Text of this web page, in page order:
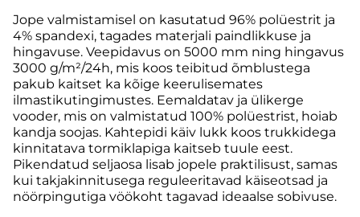
Jope valmistamisel on kasutatud 96% polüestrit ja
4% spandexi, tagades materjali paindlikkuse ja
hingavuse. Veepidavus on 5000 mm ning hingavus
3000 g/m²/24h, mis koos teibitud õmblustega
pakub kaitset ka kõige keerulisemates
ilmastikutingimustes. Eemaldatav ja ülikerge
vooder, mis on valmistatud 100% polüestrist, hoiab
kandja soojas. Kahtepidi käiv lukk koos trukkidega
kinnitatava tormiklapiga kaitseb tuule eest.
Pikendatud seljaosa lisab jopele praktilisust, samas
kui takjakinnitusega reguleeritavad käiseotsad ja
nöörpingutiga vöökoht tagavad ideaalse sobivuse.